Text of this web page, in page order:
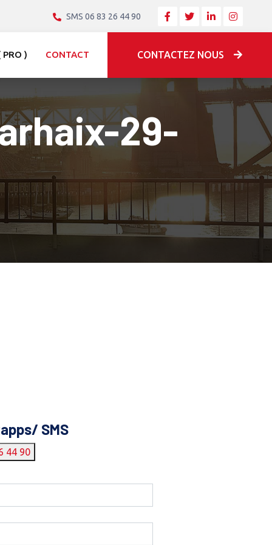
SMS 06 83 26 44 90
PRO ) CONTACT CONTACTEZ NOUS
29-
SMS
44 90